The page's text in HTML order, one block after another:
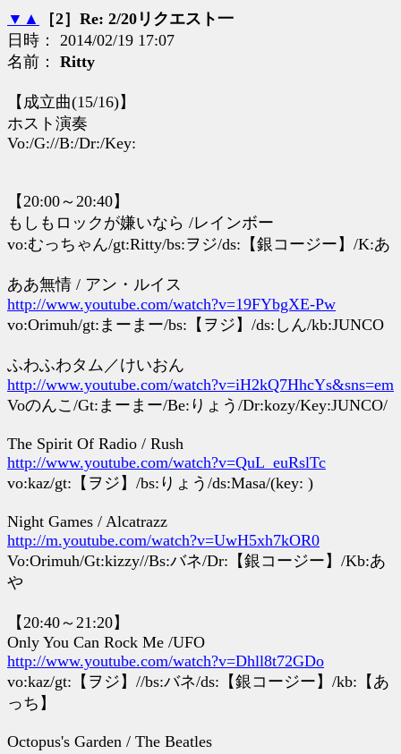
▼ ▲
［2］Re: 2/20リクエスト一
日時： 2014/02/19 17:07
名前： Ritty
【成立曲(15/16)】
ホスト演奏
Vo:/G://B:/Dr:/Key:
【20:00～20:40】
もしもロックが嫌いなら /レインボー
vo:むっちゃん/gt:Ritty/bs:ヲジ/ds:【銀コージー】/K:あ
ああ無情 / アン・ルイス
http://www.youtube.com/watch?v=19FYbgXE-Pw
vo:Orimuh/gt:まーまー/bs:【ヲジ】/ds:しん/kb:JUNCO
ふわふわタム／けいおん
http://www.youtube.com/watch?v=iH2kQ7HhcYs&sns=em
Voのんこ/Gt:まーまー/Be:りょう/Dr:kozy/Key:JUNCO/
The Spirit Of Radio / Rush
http://www.youtube.com/watch?v=QuL_euRslTc
vo:kaz/gt:【ヲジ】/bs:りょう/ds:Masa/(key: )
Night Games / Alcatrazz
http://m.youtube.com/watch?v=UwH5xh7kOR0
Vo:Orimuh/Gt:kizzy//Bs:バネ/Dr:【銀コージー】/Kb:あ
や
【20:40～21:20】
Only You Can Rock Me /UFO
http://www.youtube.com/watch?v=Dhll8t72GDo
vo:kaz/gt:【ヲジ】//bs:バネ/ds:【銀コージー】/kb:【あ
っち】
Octopus's Garden / The Beatles